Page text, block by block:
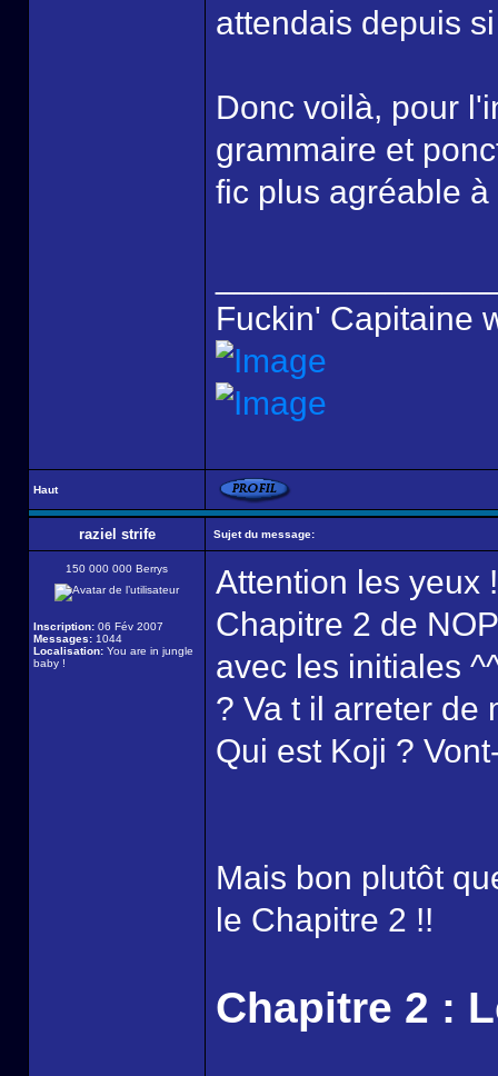
attendais depuis
Donc voilà, pour
grammaire et
fic plus agréable
Fuckin' Capitaine
Haut
raziel strife Sujet du message:
150 000 000 Berrys
Inscription: 06 Fév 2007
Messages: 1044
Localisation: You are in jungle
baby !
Attention les yeux
Chapitre 2 de
avec les initiales
? Va t il arreter de
Qui est Koji ?
Mais bon plutôt
le Chapitre 2 !!
Chapitre 2 :